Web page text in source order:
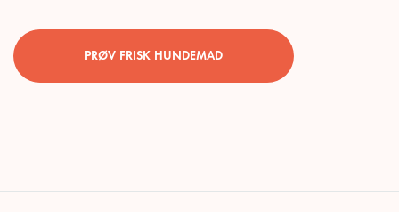
PRØV FRISK HUNDEMAD